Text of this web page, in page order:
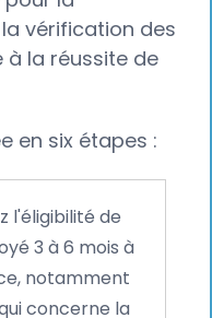
vérification des
à la réussite de
en six étapes :
l'éligibilité de
3 à 6 mois à
notamment
concerne la